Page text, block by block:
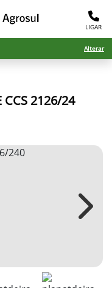
LIGAR
Alterar
CCS 2126/24
Next